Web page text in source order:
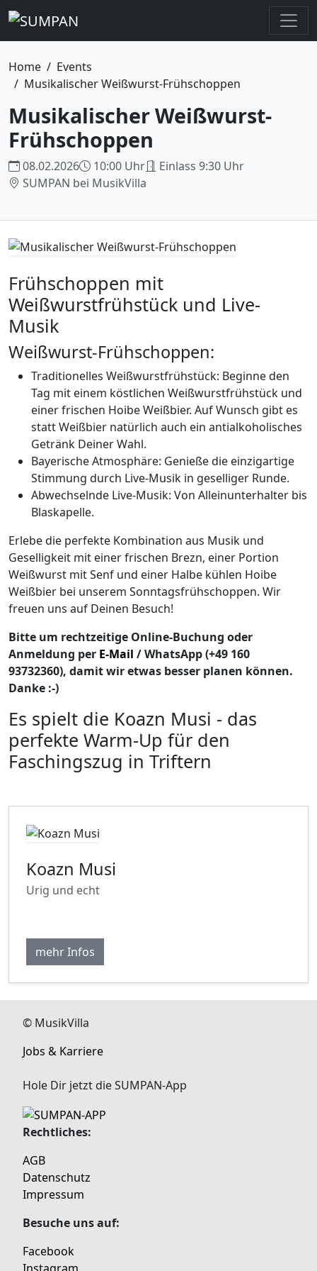
Home
Events
Musikalischer Weißwurst-Frühschoppen
Musikalischer Weißwurst-
Frühschoppen
08.02.2026 10:00 Uhr
Einlass 9:30 Uhr
SUMPAN bei MusikVilla
Frühschoppen mit
Weißwurstfrühstück und Live-
Musik
Weißwurst-Frühschoppen:
Traditionelles Weißwurstfrühstück: Beginne den
Tag mit einem köstlichen Weißwurstfrühstück und
einer frischen Hoibe Weißbier. Auf Wunsch gibt es
statt Weißbier natürlich auch ein antialkoholisches
Getränk Deiner Wahl.
Bayerische Atmosphäre: Genieße die einzigartige
Stimmung durch Live-Musik in geselliger Runde.
Abwechselnde Live-Musik: Von Alleinunterhalter bis
Blaskapelle.
Erlebe die perfekte Kombination aus Musik und
Geselligkeit mit einer frischen Brezn, einer Portion
Weißwurst mit Senf und einer Halbe kühlen Hoibe
Weißbier bei unserem Sonntagsfrühschoppen. Wir
freuen uns auf Deinen Besuch!
Bitte um rechtzeitige Online-Buchung oder
Anmeldung per E-Mail / WhatsApp (+49 160
93732360), damit wir etwas besser planen können.
Danke :-)
Es spielt die Koazn Musi - das
perfekte Warm-Up für den
Faschingszug in Triftern
Koazn Musi
Urig und echt
mehr Infos
© MusikVilla
Jobs & Karriere
Hole Dir jetzt die SUMPAN-App
Rechtliches:
AGB
Datenschutz
Impressum
Besuche uns auf:
Facebook